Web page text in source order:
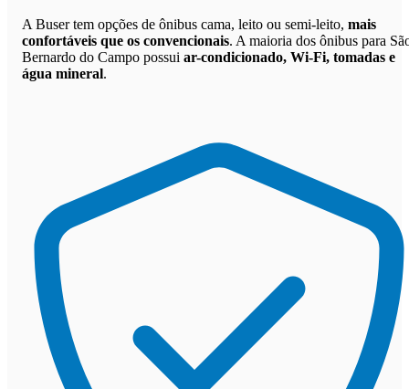
A Buser tem opções de ônibus cama, leito ou semi-leito, mais
confortáveis que os convencionais. A maioria dos ônibus para
Bernardo do Campo possui ar-condicionado, Wi-Fi, tomadas e
água mineral.